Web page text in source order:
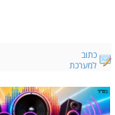
כתוב
למערכת